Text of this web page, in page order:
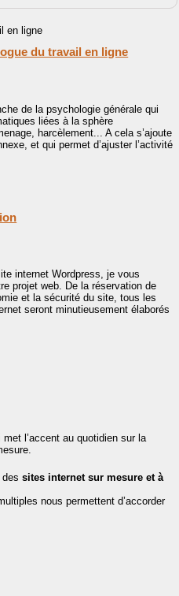
du travail en ligne
de la psychologie générale qui
liées à la sphère
harcèlement... A cela s’ajoute
et qui permet d’ajuster l’activité
internet Wordpress, je vous
projet web. De la réservation de
et la sécurité du site, tous les
seront minutieusement élaborés
l’accent au quotidien sur la
dessites internet sur mesure et à
nous permettent d’accorder